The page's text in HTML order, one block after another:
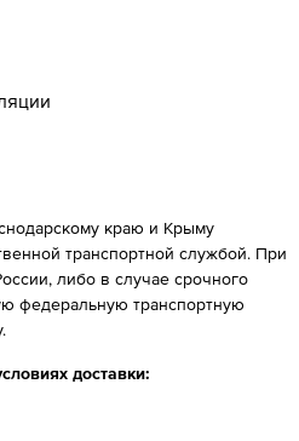
краю и Крыму
транспортной службой. При
либо в случае срочного
федеральную транспортную
доставки: